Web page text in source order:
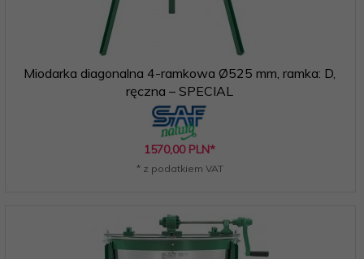
Miodarka diagonalna 4-ramkowa Ø525 mm, ramka: D,
ręczna – SPECIAL
1570,00 PLN*
* z podatkiem VAT